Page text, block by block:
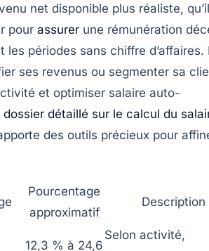
net disponible plus réaliste, qu’il
pour assurer une rémunération
les périodes sans chiffre d’affaires.
ses revenus ou segmenter sa
et optimiser salaire auto-
dossier détaillé sur le calcul du
des outils précieux pour
Pourcentage
approximatif
Description
12,3 % à 24,6
Selon activité,